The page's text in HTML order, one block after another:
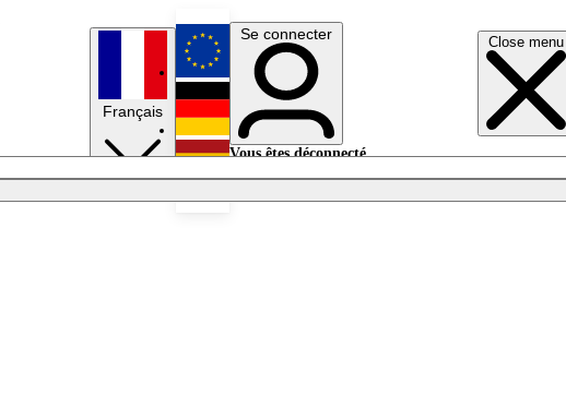
Close menu
Français
English
Deutsch
Se connecter
Vous êtes déconnecté.